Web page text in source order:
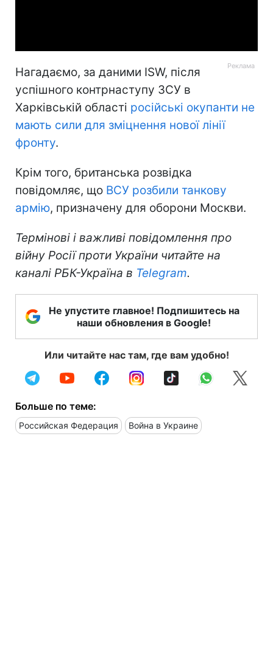
Нагадаємо, за даними ISW, після
успішного контрнаступу ЗСУ в
Харківській області російські окупанти не
мають сили для зміцнення нової лінії
фронту.
Крім того, британська розвідка
повідомляє, що ВСУ розбили танкову
армію, призначену для оборони Москви.
Термінові і важливі повідомлення про
війну Росії проти України читайте на
каналі РБК-Україна в Telegram.
Не упустите главное! Подпишитесь на
наши обновления в Google!
Или читайте нас там, где вам удобно!
Больше по теме:
Российская Федерация Война в Украине